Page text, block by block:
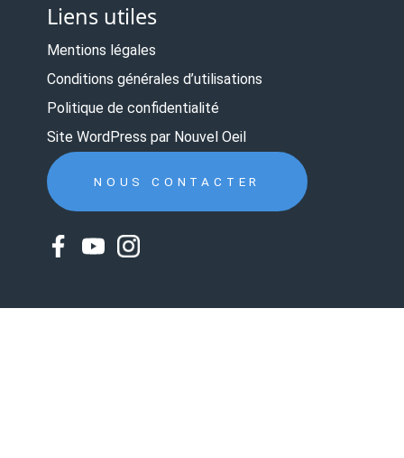
Liens utiles
Mentions légales
Conditions générales d’utilisations
Politique de confidentialité
Site WordPress par Nouvel Oeil
NOUS CONTACTER